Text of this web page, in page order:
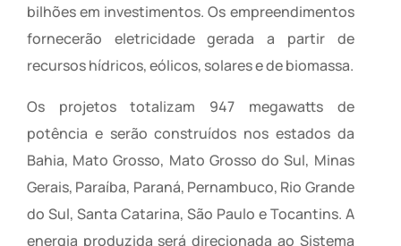
bilhões em investimentos. Os empreendimentos
fornecerão eletricidade gerada a partir de
recursos hídricos, eólicos, solares e de biomassa.
Os projetos totalizam 947 megawatts de
potência e serão construídos nos estados da
Bahia, Mato Grosso, Mato Grosso do Sul, Minas
Gerais, Paraíba, Paraná, Pernambuco, Rio Grande
do Sul, Santa Catarina, São Paulo e Tocantins. A
energia produzida será direcionada ao Sistema